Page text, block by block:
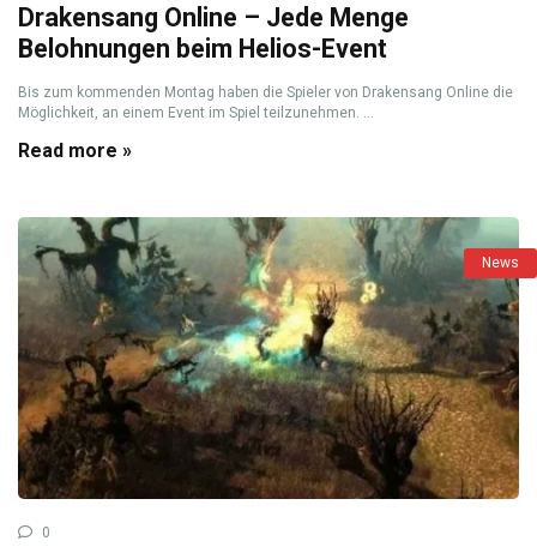
Drakensang Online – Jede Menge
Belohnungen beim Helios-Event
Bis zum kommenden Montag haben die Spieler von Drakensang Online die
Möglichkeit, an einem Event im Spiel teilzunehmen. ...
Read more »
News
0